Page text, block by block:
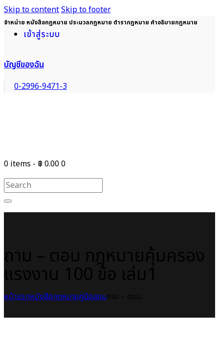
Skip to contentSkip to footer
จำหน่าย หนังสือกฎหมาย ประมวลกฎหมาย ตำรากฎหมาย คำอธิบายกฎหมาย
เข้าสู่ระบบ
บัญชีของฉัน
0-2996-9471-3
0 items - ฿ 0.000
หน้าแรกหนังสือกฎหมายคู่มือสอบ